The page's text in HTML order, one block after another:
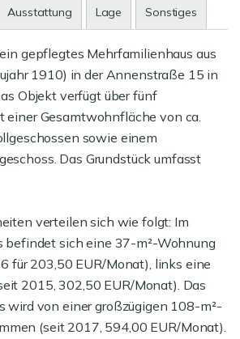
Ausstattung Lage Sonstiges
gepflegtes Mehrfamilienhaus aus
1910) in der Annenstraße 15 in
Objekt verfügt über fünf
Gesamtwohnfläche von ca.
sowie einem
Das Grundstück umfasst
verteilen sich wie folgt: Im
befindet sich eine 37-m²-Wohnung
für 203,50 EUR/Monat), links eine
2015, 302,50 EUR/Monat). Das
wird von einer großzügigen 108-m²-
(seit 2017, 594,00 EUR/Monat).